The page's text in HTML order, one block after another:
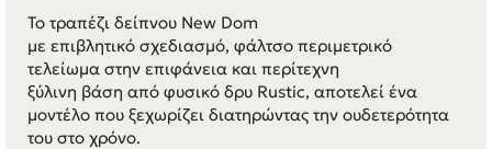
Το τραπέζι δείπνου New Dom
με επιβλητικό σχεδιασμό, φάλτσο περιμετρικό
τελείωμα στην επιφάνεια και περίτεχνη
ξύλινη βάση από φυσικό δρυ Rustic, αποτελεί ένα
μοντέλο που ξεχωρίζει διατηρώντας την ουδετερότητα
του στο χρόνο.